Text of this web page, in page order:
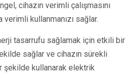
cihazın verimli çalışmasını
kullanmanızı sağlar.
tasarrufu sağlamak için etkili bir
sağlar ve cihazın sürekli
şekilde kullanarak elektrik